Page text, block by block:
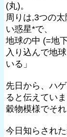
(丸)。
周りは,3つの
い惑星*で、
地球の中 (=地
入り込んで地
いる」
先日から、ハ
ると伝えていま
穀物模様でそ
今日知らされ